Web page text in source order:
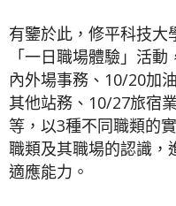
有鑒於此，修平科技大
「一日職場體驗」活
內外場事務、10/20加
其他站務、10/27旅宿
等，以3種不同職類的
職類及其職場的認識，
適應能力。